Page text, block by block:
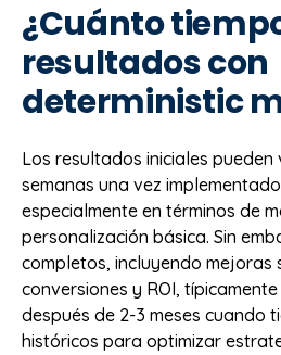
¿Cuánto
resultados con
deterministic
Los resultados iniciales pueden
semanas una vez
especialmente en términos de
personalización básica. Sin
completos, incluyendo mejoras
conversiones y ROI,
después de 2-3 meses cuando
históricos para optimizar